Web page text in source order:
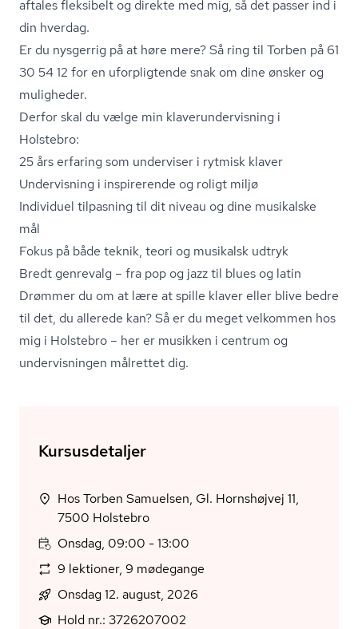
aftales fleksibelt og direkte med mig, så det passer ind i
din hverdag.
Er du nysgerrig på at høre mere? Så ring til Torben på 61
30 54 12 for en uforpligtende snak om dine ønsker og
muligheder.
Derfor skal du vælge min kla­ver­un­der­vis­ning i
Holstebro:
25 års erfaring som underviser i rytmisk klaver
Undervisning i inspirerende og roligt miljø
Individuel tilpasning til dit niveau og dine musikalske
mål
Fokus på både teknik, teori og musikalsk udtryk
Bredt genrevalg – fra pop og jazz til blues og latin
Drømmer du om at lære at spille klaver eller blive bedre
til det, du allerede kan? Så er du meget velkommen hos
mig i Holstebro – her er musikken i centrum og
undervisningen målrettet dig.
Kursusdetaljer
Hos Torben Samuelsen, Gl. Hornshøjvej 11,
7500 Holstebro
Onsdag, 09:00 - 13:00
9 lektioner, 9 mødegange
Onsdag 12. august, 2026
Hold nr.: 3726207002